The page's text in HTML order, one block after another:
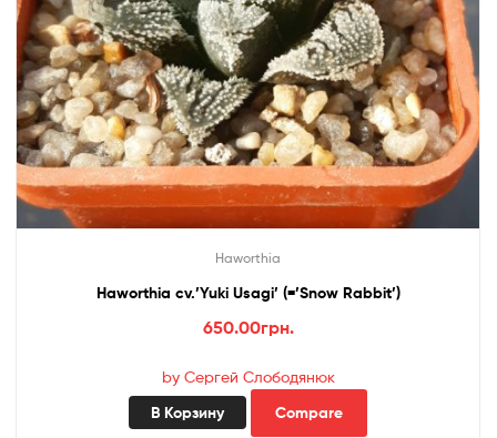
Haworthia
Haworthia cv.’Yuki Usagi’ (=’Snow Rabbit’)
650.00грн.
by Сергей Слободянюк
В Корзину Compare